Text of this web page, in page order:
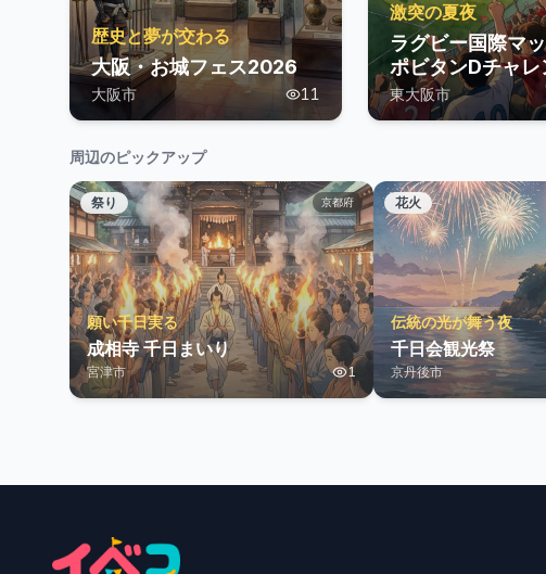
歴史と夢が交わる
大阪・お城フェス2026
大阪市 11
激突の夏夜
ラグビー国際マ
ポビタンDチャレ
ップ2026」日本
オーストラリア
東大阪市
周辺のピックアップ
祭り 京都府
願い千日実る
成相寺 千日まいり
宮津市 1
花火
伝統の光が舞う夜
千日会観光祭
京丹後市